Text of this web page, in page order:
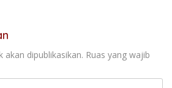
akan dipublikasikan. Ruas yang wajib